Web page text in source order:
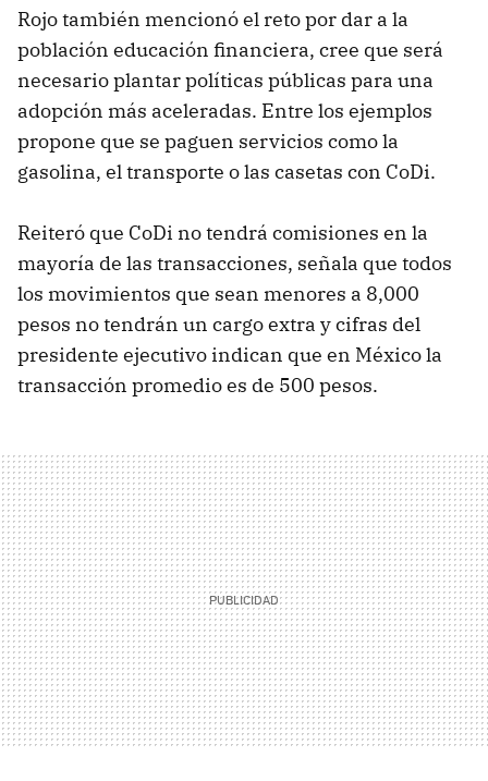
Rojo también mencionó el reto por dar a la
población educación financiera, cree que será
necesario plantar políticas públicas para una
adopción más aceleradas. Entre los ejemplos
propone que se paguen servicios como la
gasolina, el transporte o las casetas con CoDi.
Reiteró que CoDi no tendrá comisiones en la
mayoría de las transacciones, señala que todos
los movimientos que sean menores a 8,000
pesos no tendrán un cargo extra y cifras del
presidente ejecutivo indican que en México la
transacción promedio es de 500 pesos.